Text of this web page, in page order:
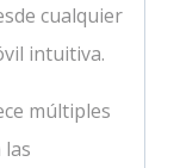
cualquier
intuitiva.
múltiples